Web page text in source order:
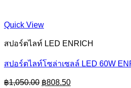
Quick View
สปอร์ตไลท์ LED ENRICH
สปอร์ตไลท์โซล่าเซลล์ LED 60W
฿1,050.00 Original
฿808.50Current